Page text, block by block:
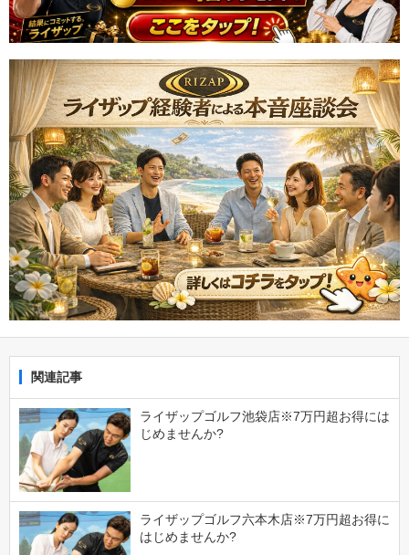
関連記事
ライザップゴルフ池袋店※7万円超お得には
じめませんか?
ライザップゴルフ六本木店※7万円超お得に
はじめませんか?